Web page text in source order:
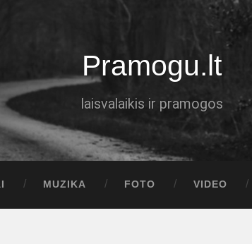
Pramogu.lt
laisvalaikis ir pramogos
MUZIKA FOTO VIDEO